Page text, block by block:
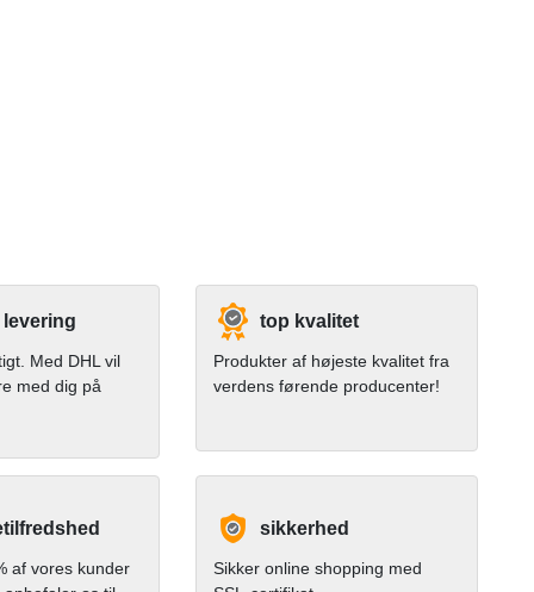
levering
Med DHL vil
med dig på
top kvalitet
Produkter af højeste kvalitet fra
verdens førende producenter!
af vores kunder
sikkerhed
Sikker online shopping med